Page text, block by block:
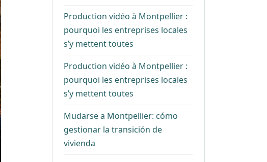
Production vidéo à Montpellier :
pourquoi les entreprises locales
s’y mettent toutes
Production vidéo à Montpellier :
pourquoi les entreprises locales
s’y mettent toutes
Mudarse a Montpellier: cómo
gestionar la transición de
vivienda